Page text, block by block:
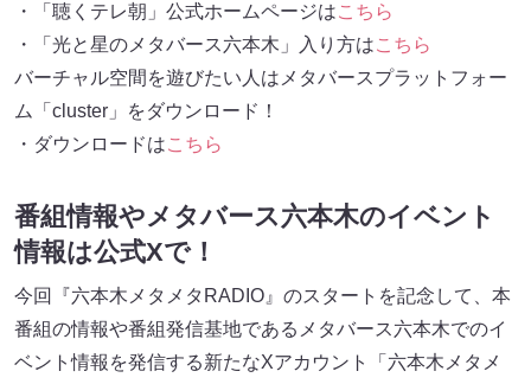
・「聴くテレ朝」公式ホームページはこちら
・「光と星のメタバース六本木」入り方はこちら
バーチャル空間を遊びたい人はメタバースプラットフォー
ム「cluster」をダウンロード！
・ダウンロードはこちら
番組情報やメタバース六本木のイベント
情報は公式Xで！
今回『六本木メタメタRADIO』のスタートを記念して、本
番組の情報や番組発信基地であるメタバース六本木でのイ
ベント情報を発信する新たなXアカウント「六本木メタメ